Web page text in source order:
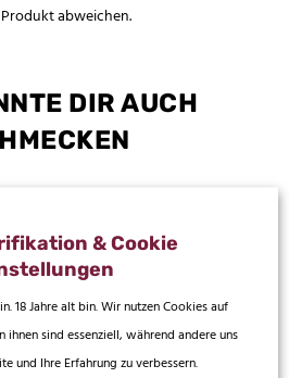
abweichen.
DIR AUCH
& Cookie
18 Jahre alt bin. Wir nutzen Cookies auf
ihnen sind essenziell, während andere uns
und Ihre Erfahrung zu verbessern.